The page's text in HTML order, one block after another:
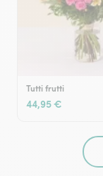
Tutti frutti
44,95 €